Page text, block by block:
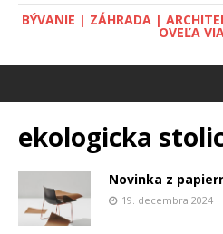
BÝVANIE | ZÁHRADA |
OVEĽA
ekologicka
Novinka z
19. decembra 2024